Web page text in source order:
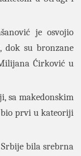
je osvojio
dok su bronzane
Ćirković u
sa makedonskim
prvi u kateoriji
bila srebrna